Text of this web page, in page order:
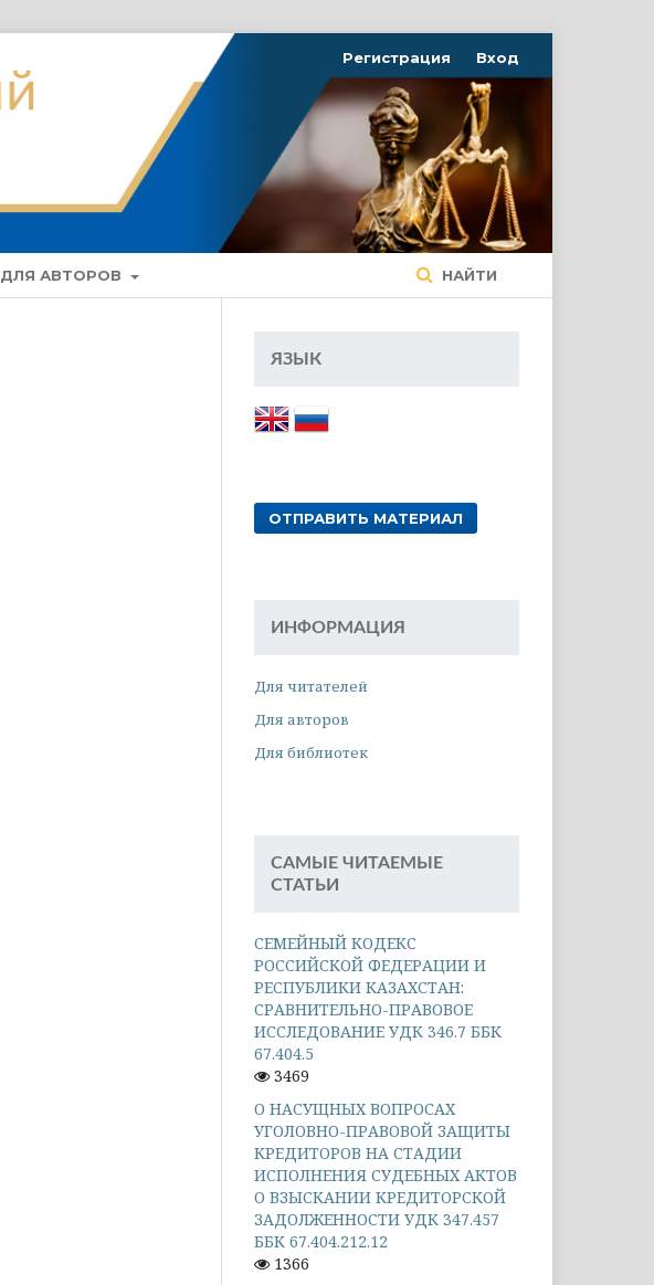
ДЛЯ АВТОРОВ НАЙТИ
Регистрация Вход
ЯЗЫК
ОТПРАВИТЬ МАТЕРИАЛ
ИНФОРМАЦИЯ
Для читателей
Для авторов
Для библиотек
САМЫЕ ЧИТАЕМЫЕ
СТАТЬИ
СЕМЕЙНЫЙ КОДЕКС
РОССИЙСКОЙ ФЕДЕРАЦИИ И
РЕСПУБЛИКИ КАЗАХСТАН:
СРАВНИТЕЛЬНО-ПРАВОВОЕ
ИССЛЕДОВАНИЕ УДК 346.7 ББК
67.404.5
3469
О НАСУЩНЫХ ВОПРОСАХ
УГОЛОВНО-ПРАВОВОЙ ЗАЩИТЫ
КРЕДИТОРОВ НА СТАДИИ
ИСПОЛНЕНИЯ СУДЕБНЫХ АКТОВ
О ВЗЫСКАНИИ КРЕДИТОРСКОЙ
ЗАДОЛЖЕННОСТИ УДК 347.457
ББК 67.404.212.12
1366